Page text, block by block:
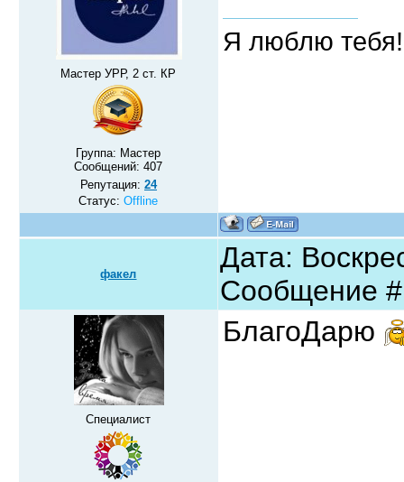
Мастер УРР, 2 ст. КР
Группа: Мастер
Сообщений:407
Репутация: 24
Статус:Offline
Я люблю
факел
Дата:
Сообщение
Специалист
БлагоДарю